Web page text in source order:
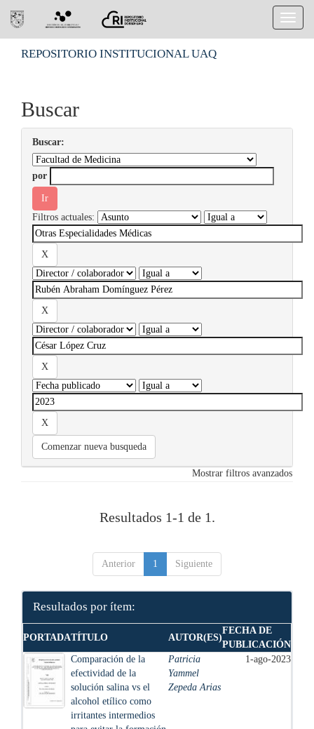
REPOSITORIO INSTITUCIONAL UAQ
Buscar
Buscar:
por
Filtros actuales:
Comenzar nueva busqueda
Mostrar filtros avanzados
Resultados 1-1 de 1.
Anterior 1 Siguiente
Resultados por ítem:
PORTADATÍTULO AUTOR(ES)
FECHA DE
PUBLICACIÓN
Comparación de la
efectividad de la
solución salina vs el
alcohol etílico como
irritantes intermedios
Patricia
Yammel
Zepeda Arias
1-ago-2023